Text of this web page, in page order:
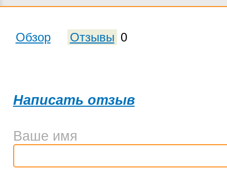
Обзор Отзывы 0
Написать отзыв
Ваше имя